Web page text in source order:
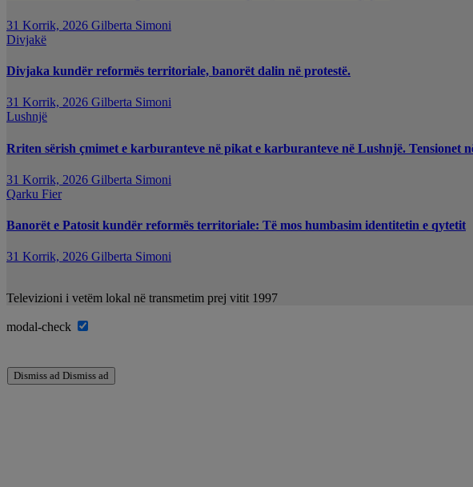
31 Korrik, 2026 Gilberta Simoni
Divjakë
Divjaka kundër reformës territoriale, banorët dalin në protestë.
31 Korrik, 2026 Gilberta Simoni
Lushnjë
Rriten sërish çmimet e karburanteve në pikat e karburanteve në Lushnjë. Tensionet
31 Korrik, 2026 Gilberta Simoni
Qarku Fier
Banorët e Patosit kundër reformës territoriale: Të mos humbasim identitetin e qytetit
31 Korrik, 2026 Gilberta Simoni
Televizioni i vetëm lokal në transmetim prej vitit 1997
modal-check
Dismiss ad Dismiss ad